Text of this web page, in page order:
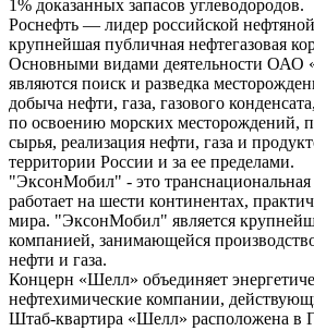
1% доказанных запасов углеводородов.
Роснефть — лидер российской
крупнейшая публичная нефтегазовая
Основными видами деятельности ОАО
являются поиск и разведка
добыча нефти, газа, газового
по освоению морских месторождений,
сырья, реализация нефти, газа и
территории России и за ее пределами.
"ЭксонМобил" - это транснациональная
работает на шести континентах,
мира. "ЭксонМобил" является
компанией, занимающейся
нефти и газа.
Концерн «Шелл» объединяет
нефтехимические компании,
Штаб-квартира «Шелл» расположена в